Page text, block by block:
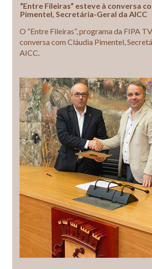
“Entre Fileiras” esteve à conversa
Pimentel, Secretária-Geral da AICC
O “Entre Fileiras”, programa da FIPA
conversa com Cláudia Pimentel,
AICC.